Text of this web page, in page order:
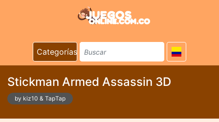
Categorías
Stickman Armed Assassin 3D
by kiz10 & TapTap